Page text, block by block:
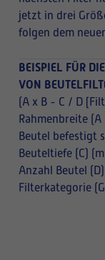
jetzt in drei
folgen dem
BEISPIEL FÜR
VON
(A x B - C / D
Rahmenbreite
Beutel befestigt
Beuteltiefe (C)
Anzahl Beutel
Filterkategorie